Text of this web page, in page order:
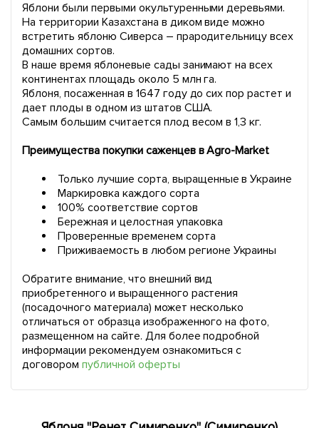
Яблони были первыми окультуренными деревьями.
На территории Казахстана в диком виде можно
встретить яблоню Сиверса – прародительницу всех
домашних сортов.
В наше время яблоневые сады занимают на всех
континентах площадь около 5 млн га.
Яблоня, посаженная в 1647 году до сих пор растет и
дает плоды в одном из штатов США.
Самым большим считается плод весом в 1,3 кг.
Преимущества покупки саженцев в Agro-Market
Только лучшие сорта, выращенные в Украине
Маркировка каждого сорта
100% соответствие сортов
Бережная и целостная упаковка
Проверенные временем сорта
Приживаемость в любом регионе Украины
Обратите внимание, что внешний вид
приобретенного и выращенного растения
(посадочного материала) может несколько
отличаться от образца изображенного на фото,
размещенном на сайте. Для более подробной
информации рекомендуем ознакомиться с
договором публичной оферты